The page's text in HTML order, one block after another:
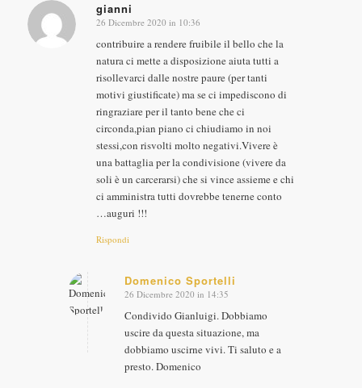
gianni
dice:
26 Dicembre 2020 in 10:36
contribuire a rendere fruibile il bello che la
natura ci mette a disposizione aiuta tutti a
risollevarci dalle nostre paure (per tanti
motivi giustificate) ma se ci impediscono di
ringraziare per il tanto bene che ci
circonda,pian piano ci chiudiamo in noi
stessi,con risvolti molto negativi.Vivere è
una battaglia per la condivisione (vivere da
soli è un carcerarsi) che si vince assieme e chi
ci amministra tutti dovrebbe tenerne conto
…auguri !!!
Rispondi
Domenico Sportelli
dice:
26 Dicembre 2020 in 14:35
Condivido Gianluigi. Dobbiamo
uscire da questa situazione, ma
dobbiamo uscirne vivi. Ti saluto e a
presto. Domenico